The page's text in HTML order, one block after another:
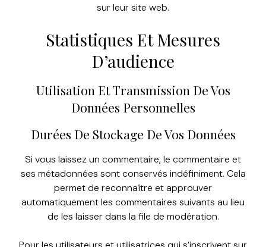
sur leur site web.
Statistiques Et Mesures
D’audience
Utilisation Et Transmission De Vos
Données Personnelles
Durées De Stockage De Vos Données
Si vous laissez un commentaire, le commentaire et
ses métadonnées sont conservés indéfiniment. Cela
permet de reconnaître et approuver
automatiquement les commentaires suivants au lieu
de les laisser dans la file de modération.